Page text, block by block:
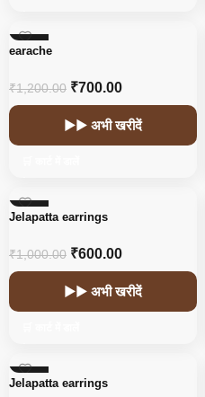
earache
₹1,200.00 ₹700.00
▶▶ अभी खरीदें
-40%
Jelapatta earrings
₹1,000.00 ₹600.00
▶▶ अभी खरीदें
-40%
Jelapatta earrings